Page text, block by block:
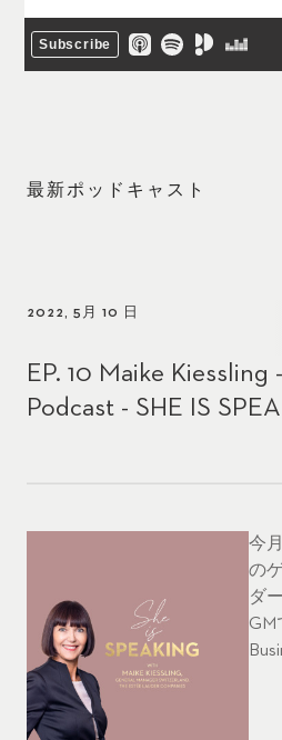
最新ポッドキャスト
2022, 5月 10 日
EP. 10 Maike Kiessling
Podcast - SHE IS
今
の
ダ
GM